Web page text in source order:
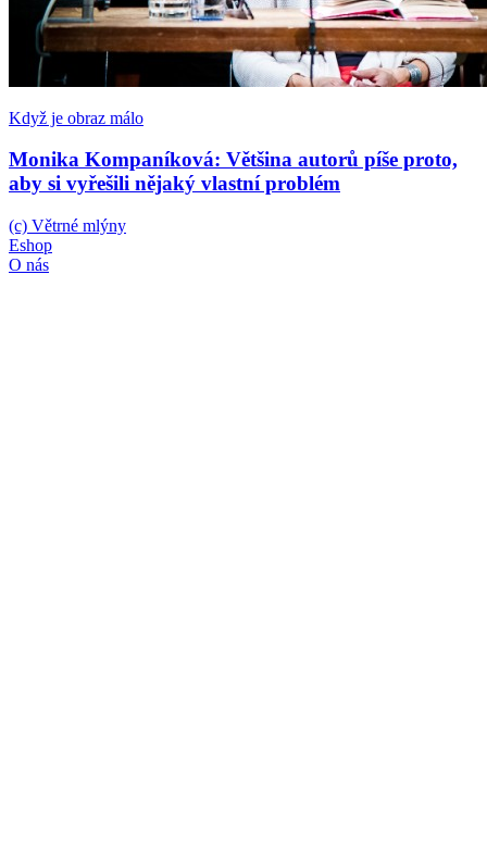
Když je obraz málo
Monika Kompaníková: Většina autorů píše proto,
aby si vyřešili nějaký vlastní problém
(c) Větrné mlýny
Eshop
O nás